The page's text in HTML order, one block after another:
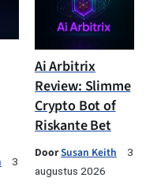
3
Ai Arbitrix
Review: Slimme
Crypto Bot of
Riskante Bet
DoorSusan Keith
3
augustus 2026